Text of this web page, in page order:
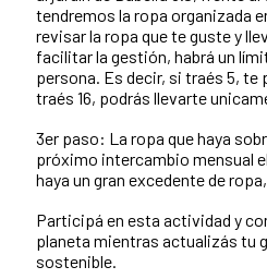
tendremos la ropa organizada
revisar la ropa que te guste y
facilitar la gestión, habrá un
persona. Es decir, si traés 5, te
traés 16, podrás llevarte
3er paso: La ropa que haya
próximo intercambio mensual
haya un gran excedente de
Participá en esta actividad y
planeta mientras actualizás tu
sostenible.